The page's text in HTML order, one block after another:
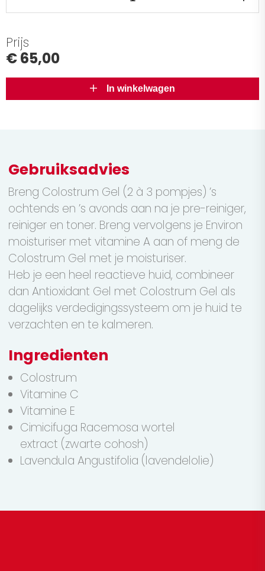
Prijs
€ 65,00
In winkelwagen
Gebruiksadvies
Breng Colostrum Gel (2 à 3 pompjes) ’s
ochtends en ’s avonds aan na je pre-reiniger,
reiniger en toner. Breng vervolgens je Environ
moisturiser met vitamine A aan of meng de
Colostrum Gel met je moisturiser.
Heb je een heel reactieve huid, combineer
dan Antioxidant Gel met Colostrum Gel als
dagelijks verdedigingssysteem om je huid te
verzachten en te kalmeren.
Ingredienten
Colostrum
Vitamine C
Vitamine E
Cimicifuga Racemosa wortel
extract (zwarte cohosh)
Lavendula Angustifolia (lavendelolie)